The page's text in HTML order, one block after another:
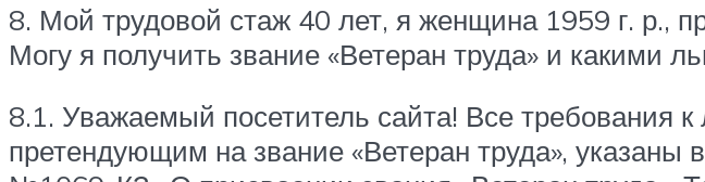
8. Мой трудовой стаж 40 лет, я женщина 1959 г. р.,
Могу я получить звание «Ветеран труда» и какими
8.1. Уважаемый посетитель сайта! Все требования
претендующим на звание «Ветеран труда», указаны